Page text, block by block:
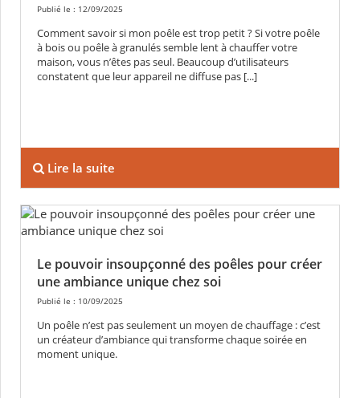
Publié le : 12/09/2025
Comment savoir si mon poêle est trop petit ? Si votre poêle
à bois ou poêle à granulés semble lent à chauffer votre
maison, vous n’êtes pas seul. Beaucoup d’utilisateurs
constatent que leur appareil ne diffuse pas [...]
Lire la suite
Le pouvoir insoupçonné des poêles pour créer
une ambiance unique chez soi
Publié le : 10/09/2025
Un poêle n’est pas seulement un moyen de chauffage : c’est
un créateur d’ambiance qui transforme chaque soirée en
moment unique.